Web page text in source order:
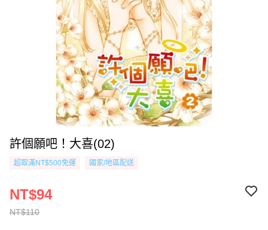
許個願吧！大喜(02)
超取滿NT$500免運 國家/地區配送
NT$110
NT$94